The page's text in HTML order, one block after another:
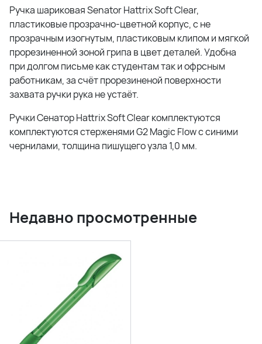
Ручка шариковая Senator Hattrix Soft Clear,
пластиковые прозрачно-цветной корпус, с не
прозрачным изогнутым, пластиковым клипом и мягкой
прорезиненной зоной грипа в цвет деталей. Удобна
при долгом письме как студентам так и офрсным
работникам, за счёт прорезиненой поверхности
захвата ручки рука не устаёт.
Ручки Сенатор Hattrix Soft Clear комплектуются
комплектуются стерженями G2 Magic Flow с синими
чернилами, толщина пишущего узла 1,0 мм.
Недавно просмотренные